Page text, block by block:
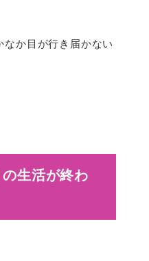
か目が行き届かない
生活が終わ